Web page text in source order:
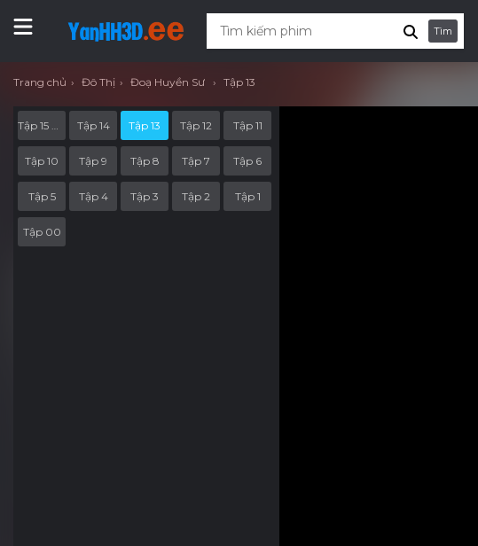
Tìm
Trang chủ Đô Thị Đoạ Huyền Sư Tập 13
Tập 14 Tập 13 Tập 12 Tập 11
Tập 10 Tập 9 Tập 8 Tập 7 Tập 6
Tập 5 Tập 4 Tập 3 Tập 2 Tập 1
Tập 00